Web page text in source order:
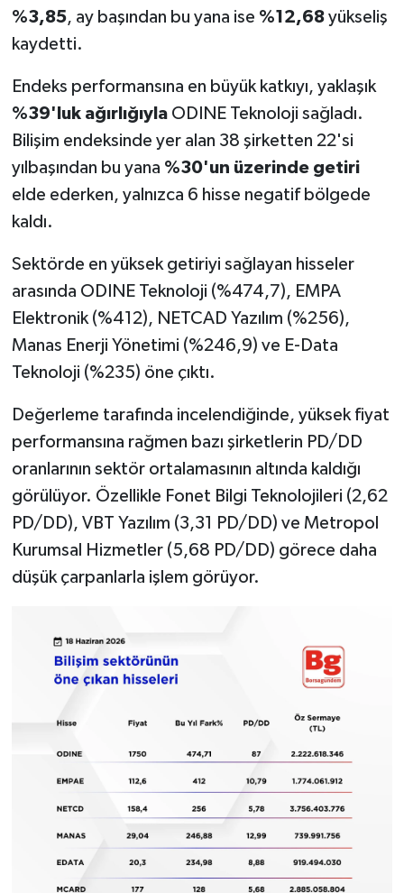
%3,85, ay başından bu yana ise %12,68yükseliş
kaydetti.
Endeks performansına en büyük katkıyı, yaklaşık
%39'luk ağırlığıylaODINE Teknoloji sağladı.
Bilişim endeksinde yer alan 38 şirketten 22'si
yılbaşından bu yana %30'un üzerinde getiri
elde ederken, yalnızca 6 hisse negatif bölgede
kaldı.
Sektörde en yüksek getiriyi sağlayan hisseler
arasında ODINE Teknoloji (%474,7), EMPA
Elektronik (%412), NETCAD Yazılım (%256),
Manas Enerji Yönetimi (%246,9) ve E-Data
Teknoloji (%235) öne çıktı.
Değerleme tarafında incelendiğinde, yüksek fiyat
performansına rağmen bazı şirketlerin PD/DD
oranlarının sektör ortalamasının altında kaldığı
görülüyor. Özellikle Fonet Bilgi Teknolojileri (2,62
PD/DD), VBT Yazılım (3,31 PD/DD) ve Metropol
Kurumsal Hizmetler (5,68 PD/DD) görece daha
düşük çarpanlarla işlem görüyor.